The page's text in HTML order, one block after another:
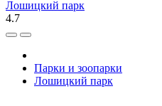
Лошицкий парк
4.7
Парки и зоопарки
Лошицкий парк